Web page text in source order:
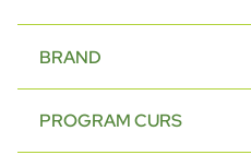
BRAND
PROGRAM CURS